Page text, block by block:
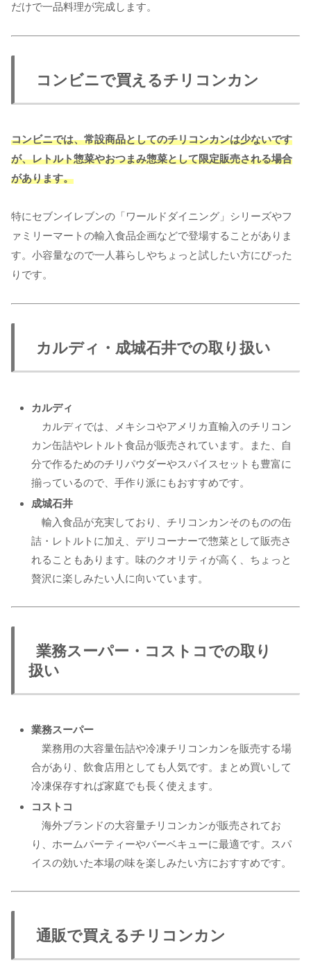
だけで一品料理が完成します。
コンビニで買えるチリコンカン
コンビニでは、常設商品としてのチリコンカンは少ないです
が、レトルト惣菜やおつまみ惣菜として限定販売される場合
があります。
特にセブンイレブンの「ワールドダイニング」シリーズやフ
ァミリーマートの輸入食品企画などで登場することがありま
す。小容量なので一人暮らしやちょっと試したい方にぴった
りです。
カルディ・成城石井での取り扱い
カルディ
カルディでは、メキシコやアメリカ直輸入のチリコン
カン缶詰やレトルト食品が販売されています。また、自
分で作るためのチリパウダーやスパイスセットも豊富に
揃っているので、手作り派にもおすすめです。
成城石井
輸入食品が充実しており、チリコンカンそのものの缶
詰・レトルトに加え、デリコーナーで惣菜として販売さ
れることもあります。味のクオリティが高く、ちょっと
贅沢に楽しみたい人に向いています。
業務スーパー・コストコでの取り
扱い
業務スーパー
業務用の大容量缶詰や冷凍チリコンカンを販売する場
合があり、飲食店用としても人気です。まとめ買いして
冷凍保存すれば家庭でも長く使えます。
コストコ
海外ブランドの大容量チリコンカンが販売されてお
り、ホームパーティーやバーベキューに最適です。スパ
イスの効いた本場の味を楽しみたい方におすすめです。
通販で買えるチリコンカン